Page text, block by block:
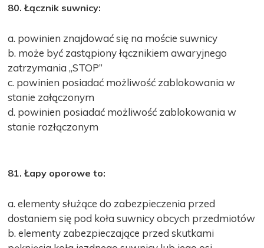
80. Łącznik suwnicy:
a. powinien znajdować się na moście suwnicy
b. może być zastąpiony łącznikiem awaryjnego
zatrzymania „STOP”
c. powinien posiadać możliwość zablokowania w
stanie załączonym
d. powinien posiadać możliwość zablokowania w
stanie rozłączonym
81. Łapy oporowe to:
a. elementy służące do zabezpieczenia przed
dostaniem się pod koła suwnicy obcych przedmiotów
b. elementy zabezpieczające przed skutkami